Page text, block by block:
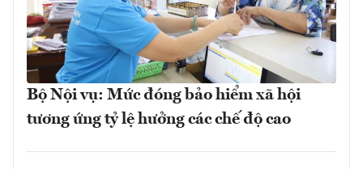
Bộ Nội vụ: Mức đóng bảo hiểm xã hội
tương ứng tỷ lệ hưởng các chế độ cao